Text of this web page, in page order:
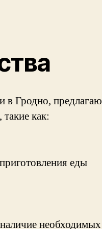
в Гродно,
как:
еды
необходимых